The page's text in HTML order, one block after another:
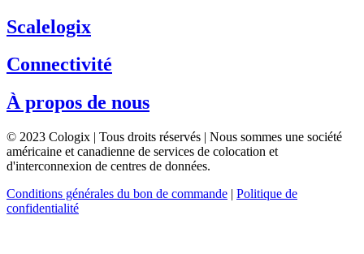
Scalelogix
Connectivité
À propos de nous
© 2023 Cologix | Tous droits réservés | Nous sommes une société
américaine et canadienne de services de colocation et
d'interconnexion de centres de données.
Conditions générales du bon de commande | Politique de
confidentialité